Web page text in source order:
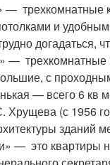
— трехкомнатные
и
догадаться,
— трехкомнатные
с
— всего 6 кв
Хрущева (с 1956
зданий
— это квартиры